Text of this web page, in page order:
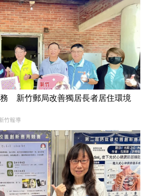
務 新竹郵局改善獨居長者居住環境
竹報導